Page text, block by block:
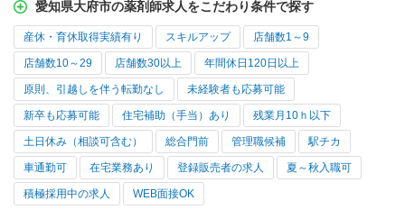
愛知県大府市の薬剤師求人をこだわり条件で探す
産休・育休取得実績有り スキルアップ 店舗数1～9
店舗数10～29 店舗数30以上 年間休日120日以上
原則、引越しを伴う転勤なし 未経験者も応募可能
新卒も応募可能 住宅補助（手当）あり 残業月10ｈ以下
土日休み（相談可含む） 総合門前 管理職候補 駅チカ
車通勤可 在宅業務あり 登録販売者の求人 夏～秋入職可
積極採用中の求人 WEB面接OK